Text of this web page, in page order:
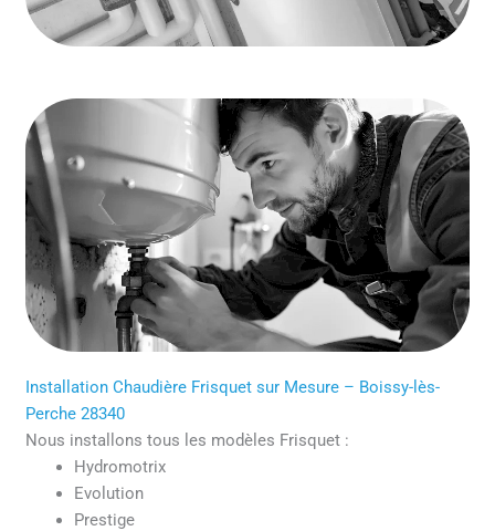
Installation Chaudière Frisquet sur Mesure – Boissy-lès-
Perche 28340
Nous installons tous les modèles Frisquet :
Hydromotrix
Evolution
Prestige